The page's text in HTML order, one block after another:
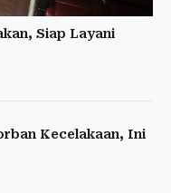
Siap Layani
Kecelakaan, Ini